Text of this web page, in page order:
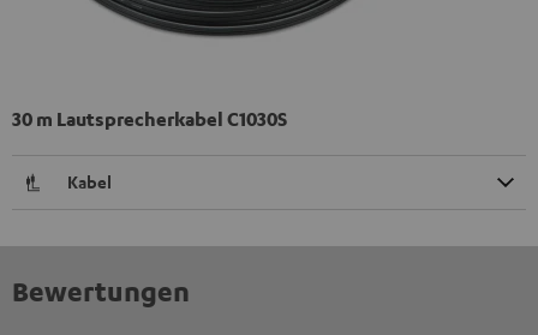
30 m Lautsprecherkabel C1030S
Kabel
Bewertungen